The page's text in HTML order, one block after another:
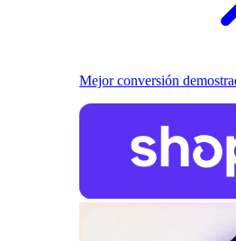
Mejor conversión